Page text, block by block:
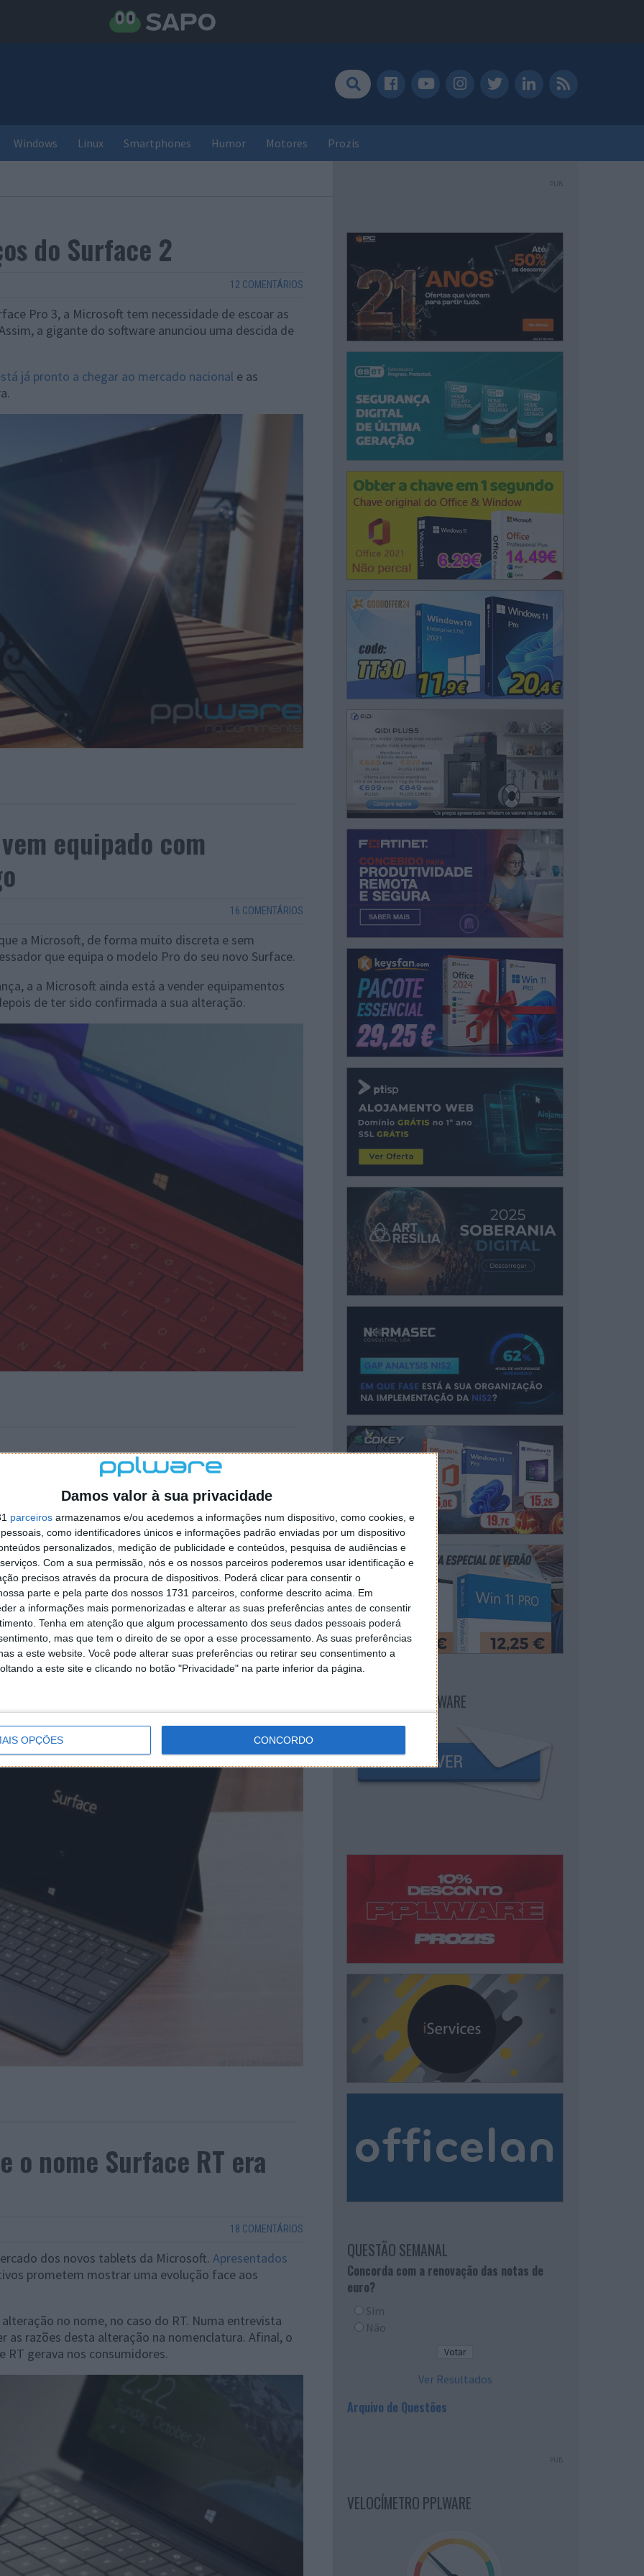
Damos valor à sua privacidade
parceiros armazenamos e/ou acedemos a informações num dispositivo, como cookies, e
como identificadores únicos e informações padrão enviadas por um dispositivo
personalizados, medição de publicidade e conteúdos, pesquisa de audiências e
Com a sua permissão, nós e os nossos parceiros poderemos usar identificação e
precisos através da procura de dispositivos. Poderá clicar para consentir o
parte e pela parte dos nossos 1731 parceiros, conforme descrito acima. Em
a informações mais pormenorizadas e alterar as suas preferências antes de consentir
Tenha em atenção que algum processamento dos seus dados pessoais poderá
mas que tem o direito de se opor a esse processamento. As suas preferências
a este website. Você pode alterar suas preferências ou retirar seu consentimento a
a este site e clicando no botão "Privacidade" na parte inferior da página.
OPÇÕES CONCORDO
Windows Linux Smartphones Humor Motores Prozis
do Surface 2
12 COMENTÁRIOS
Pro 3, a Microsoft tem necessidade de escoar as
a gigante do software anunciou uma descida de
já pronto a chegar ao mercado nacional e as
equipado com
16 COMENTÁRIOS
a Microsoft, de forma muito discreta e sem
que equipa o modelo Pro do seu novo Surface.
a a Microsoft ainda está a vender equipamentos
de ter sido confirmada a sua alteração.
Pro 2 actualizado para
21 COMENTÁRIOS
foiapresentadono passado mês de Setembro e
o modelo anterior.
actualizar o hardware e melhorou vários
que o podem acompanhar.
a Microsoft pode ter actualizado o Surface Pro 2
alteração.
o nome Surface RT era
18 COMENTÁRIOS
dos novos tablets da Microsoft. Apresentados
prometem mostrar uma evolução face aos
no nome, no caso do RT. Numa entrevista
as razões desta alteração na nomenclatura. Afinal, o
RT gerava nos consumidores.
PUB
NEWSLETTER PPLWARE
QUESTÃO SEMANAL
Concorda com a renovação das notas de
euro?
Sim
Não
Ver Resultados
Arquivo de Questões
PUB
VELOCÍMETRO PPLWARE